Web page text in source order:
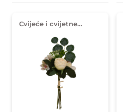
Cvijeće i cvijetne